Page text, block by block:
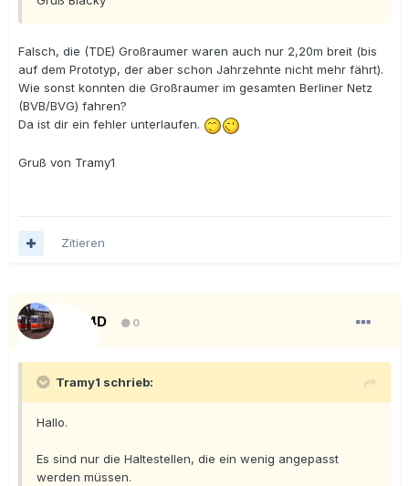
Falsch, die (TDE) Großraumer waren auch nur 2,20m breit (bis
auf dem Prototyp, der aber schon Jahrzehnte nicht mehr fährt).
Wie sonst konnten die Großraumer im gesamten Berliner Netz
(BVB/BVG) fahren?
Da ist dir ein fehler unterlaufen.
Gruß von Tramy1
Zitieren
KT4D 0
Tramy1 schrieb:
Hallo.
Es sind nur die Haltestellen, die ein wenig angepasst
werden müssen.